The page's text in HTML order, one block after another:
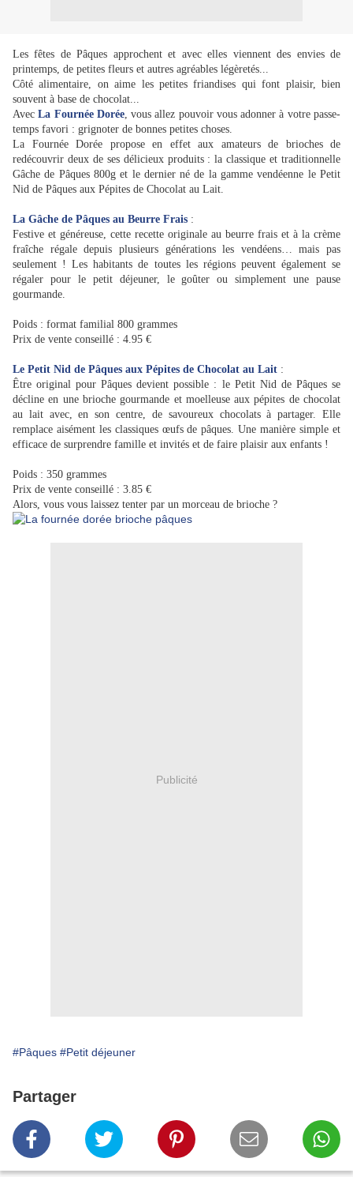
Les fêtes de Pâques approchent et avec elles viennent des envies de
printemps, de petites fleurs et autres agréables légèretés...
Côté alimentaire, on aime les petites friandises qui font plaisir, bien
souvent à base de chocolat...
AvecLa Fournée Dorée, vous allez pouvoir vous adonner à votre passe-
temps favori : grignoter de bonnes petites choses.
La Fournée Dorée propose en effet aux amateurs de brioches de
redécouvrir deux de ses délicieux produits : la classique et traditionnelle
Gâche de Pâques 800g et le dernier né de la gamme vendéenne le Petit
Nid de Pâques aux Pépites de Chocolat au Lait.
La Gâche de Pâques au Beurre Frais :
Festive et généreuse, cette recette originale au beurre frais et à la crème
fraîche régale depuis plusieurs générations les vendéens… mais pas
seulement ! Les habitants de toutes les régions peuvent également se
régaler pour le petit déjeuner, le goûter ou simplement une pause
gourmande.
Poids : format familial 800 grammes
Prix de vente conseillé : 4.95 €
Le Petit Nid de Pâques aux Pépites de Chocolat au Lait :
Être original pour Pâques devient possible : le Petit Nid de Pâques se
décline en une brioche gourmande et moelleuse aux pépites de chocolat
au lait avec, en son centre, de savoureux chocolats à partager. Elle
remplace aisément les classiques œufs de pâques. Une manière simple et
efficace de surprendre famille et invités et de faire plaisir aux enfants !
Poids : 350 grammes
Prix de vente conseillé : 3.85 €
Alors, vous vous laissez tenter par un morceau de brioche ?
Publicité
#Pâques #Petit déjeuner
Partager